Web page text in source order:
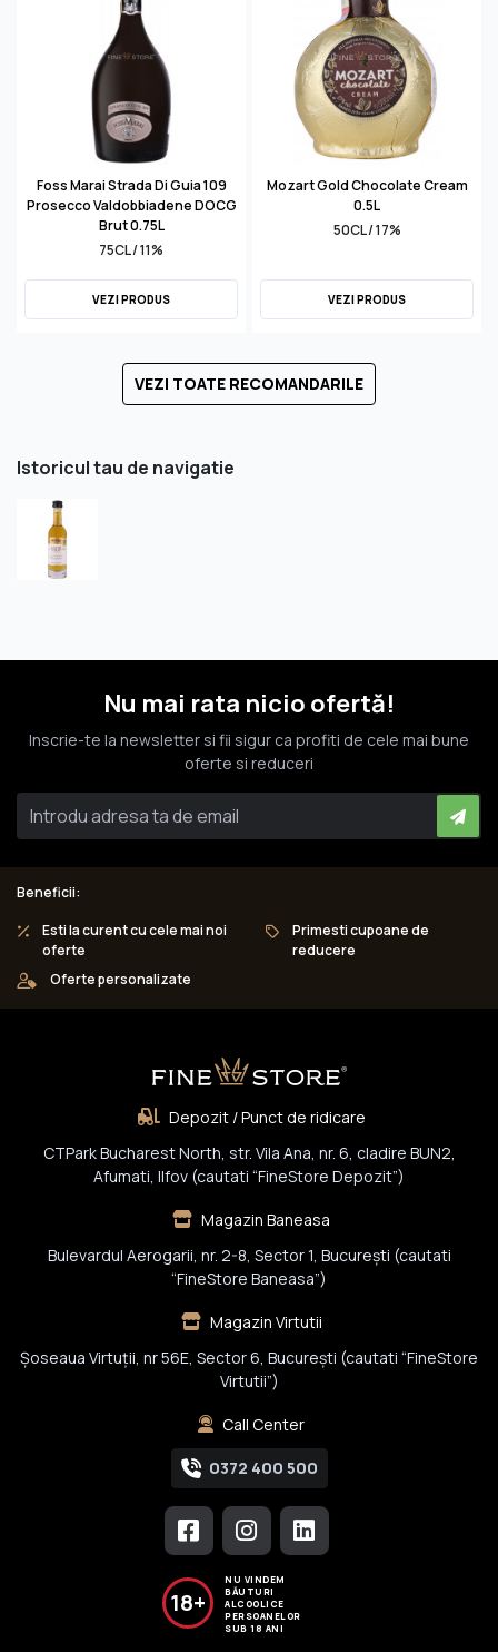
Foss Marai Strada Di Guia 109
Prosecco Valdobbiadene DOCG
Brut 0.75L
75CL / 11%
VEZI PRODUS
Mozart Gold Chocolate Cream
0.5L
50CL / 17%
VEZI PRODUS
VEZI TOATE RECOMANDARILE
Istoricul tau de navigatie
Nu mai rata nicio ofertă!
Inscrie-te la newsletter si fii sigur ca profiti de cele mai bune
oferte si reduceri
Beneficii:
Esti la curent cu cele mai noi
oferte
Primesti cupoane de
reducere
Oferte personalizate
Depozit / Punct de ridicare
CTPark Bucharest North, str. Vila Ana, nr. 6, cladire BUN2,
Afumati, Ilfov (cautati “FineStore Depozit”)
Magazin Baneasa
Bulevardul Aerogarii, nr. 2-8, Sector 1, Bucureşti (cautati
“FineStore Baneasa”)
Magazin Virtutii
Șoseaua Virtuții, nr 56E, Sector 6, București (cautati “FineStore
Virtutii”)
Call Center
0372 400 500
18+
NU VINDEM
BĂUTURI
ALCOOLICE
PERSOANELOR
SUB 18 ANI